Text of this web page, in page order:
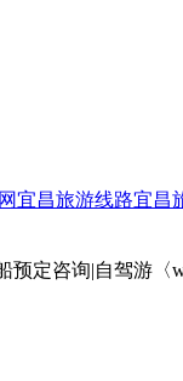
宜昌旅游线路宜昌
定咨询|自驾游〈